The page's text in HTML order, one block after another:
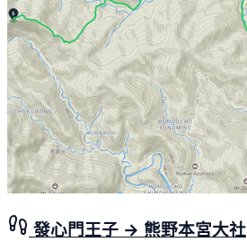
發心門王子 → 熊野本宮大社